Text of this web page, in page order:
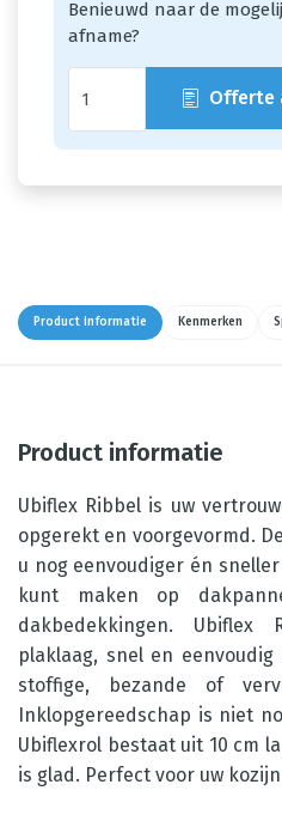
Benieuwd naar de
afname?
Offerte
Product informatie Kenmerken
Product informatie
Ubiflex Ribbel is uw
opgerekt en voorgevormd.
u nog eenvoudiger én
kunt maken op
dakbedekkingen.
plaklaag, snel en
stoffige, bezande of
Inklopgereedschap is niet
Ubiflexrol bestaat uit 10 cm
is glad. Perfect voor uw